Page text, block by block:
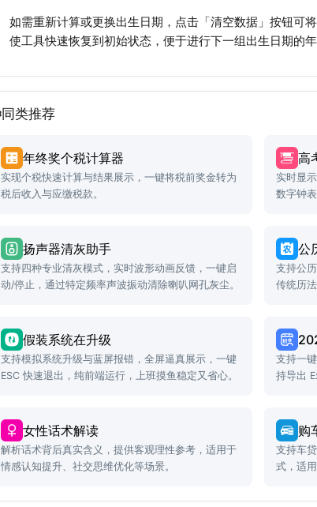
如需重新计算或更换出生日期，点击「清空数据」按钮可
使工具快速恢复到初始状态，便于进行下一组出生日期的年
同类推荐
年终奖个税计算器
实现个税快速计算与结果展示，一键将税前奖金转为
税后收入与应缴税款。
高
实时显
数字钟
扬声器清灰助手
支持四种专业清灰模式，实时波形动画反馈，一键启
动/停止，通过特定频率声波振动清除喇叭网孔灰尘。
公
支持公
传统历
假装系统在升级
支持模拟系统升级与蓝屏报错，全屏逼真展示，一键
ESC 快速退出，纯前端运行，上班摸鱼稳定又省心。
支持一
持导出
女性话术解读
解析话术背后真实含义，提供客观理性参考，适用于
情感认知提升、社交思维优化等场景。
购
支持车
式，适